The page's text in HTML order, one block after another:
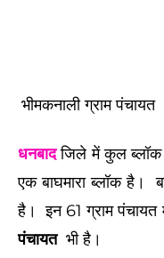
भीमकनाली ग्राम पंचायत
धनबादजिले में कुल ब्लॉक
एक बाघमारा ब्लॉक है।
है। इन 61 ग्राम पंचायत
पंचायत भी है।